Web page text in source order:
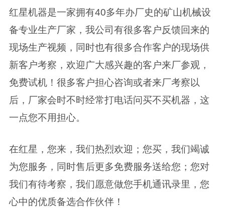
红星机器是一家拥有40多年办厂史的矿山机械设
备专业生产厂家，我公司有很多客户反馈回来的
现场生产视频，同时也有很多合作客户的现场供
新客户考察，欢迎广大感兴趣的客户来厂参观，
免费试机！很多客户担心咨询或者来厂考察以
后，厂家会时不时经常打电话问买不买机器，这
一点您不用担心。
在红星，您来，我们热烈欢迎；您买，我们竭诚
为您服务，同时售后更多免费服务送给您；您对
我们有待考察，我们愿意做您手机通讯录里，您
心中的优质备选合作伙伴！